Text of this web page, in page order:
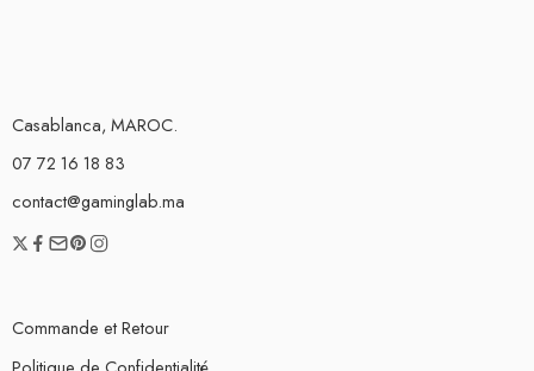
Casablanca, MAROC.
07 72 16 18 83
contact@gaminglab.ma
Commande et Retour